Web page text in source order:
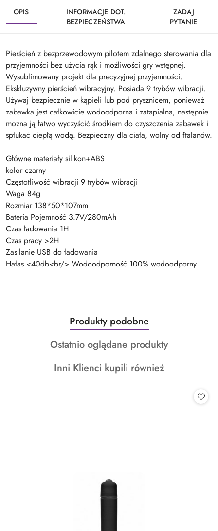
OPIS
INFORMACJE DOT.
BEZPIECZEŃSTWA
ZADAJ
PYTANIE
Pierścień z bezprzewodowym pilotem zdalnego sterowania dla
przyjemności bez użycia rąk i możliwości gry wstępnej.
Wysublimowany projekt dla precyzyjnej przyjemności.
Ekskluzywny pierścień wibracyjny. Posiada 9 trybów wibracji.
Używaj bezpiecznie w kąpieli lub pod prysznicem, ponieważ
zabawka jest całkowicie wodoodporna i zatapialna, następnie
można ją łatwo wyczyścić środkiem do czyszczenia zabawek i
spłukać ciepłą wodą. Bezpieczny dla ciała, wolny od ftalanów.
Główne materiały silikon+ABS
kolor czarny
Częstotliwość wibracji 9 trybów wibracji
Waga 84g
Rozmiar 138*50*107mm
Bateria Pojemność 3.7V/280mAh
Czas ładowania 1H
Czas pracy >2H
Zasilanie USB do ładowania
Hałas <40db<br/> Wodoodporność 100% wodoodporny
Pomiń karuzelę produktów
Produkty
o
statusie:
Produkty podobne
Produkty
statusie:
Ostatnio oglądane produkty
Produkty
Inni Klienci kupili również